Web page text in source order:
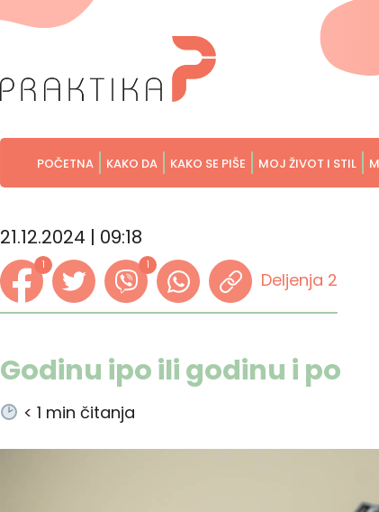
POČETNA KAKO DA KAKO SE PIŠE MOJ ŽIVOT I STIL
21.12.2024 | 09:18
1 1
Deljenja 2
Godinu ipo ili godinu i po
< 1 min čitanja